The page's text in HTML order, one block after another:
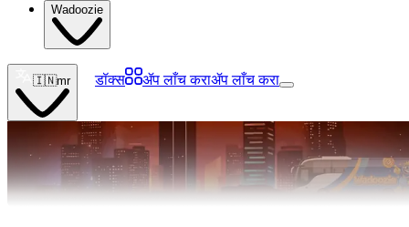
Wadoozie
🇮🇳mr डॉक्स ॲप लाँच कराॲप लाँच करा